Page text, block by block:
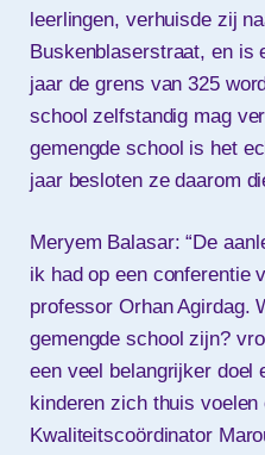
leerlingen, verhuisde zij
Buskenblaserstraat, en is
jaar de grens van 325
school zelfstandig mag
gemengde school is het
jaar besloten ze daarom
Meryem Balasar: “De
ik had op een conferentie
professor Orhan Agirdag.
gemengde school zijn?
een veel belangrijker doel
kinderen zich thuis voelen
Kwaliteitscoördinator